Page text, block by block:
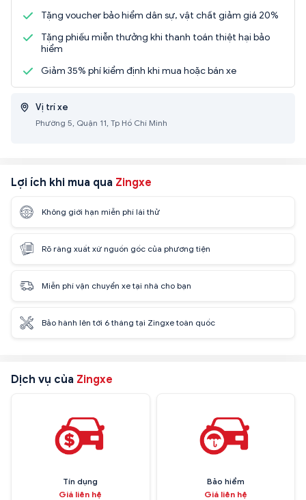
Tặng voucher bảo hiểm dân sự, vật chất giảm giá 20%
Tặng phiếu miễn thưởng khi thanh toán thiệt hại bảo
hiểm
Giảm 35% phí kiểm định khi mua hoặc bán xe
Vị trí xe
Phường 5, Quận 11, Tp Hồ Chí Minh
Lợi ích khi mua qua Zingxe
Không giới hạn miễn phí lái thử
Rõ ràng xuất xứ nguồn gốc của phương tiện
Miễn phí vận chuyển xe tại nhà cho bạn
Bảo hành lên tới 6 tháng tại Zingxe toàn quốc
Dịch vụ của Zingxe
Tín dụng
Giá liên hệ
Bảo hiểm
Giá liên hệ